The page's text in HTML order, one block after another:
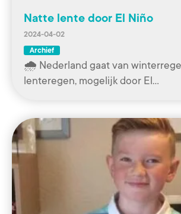
Natte lente door El Niño
2024-04-02
Archief
🌧️ Nederland gaat van
lenteregen, mogelijk door El…